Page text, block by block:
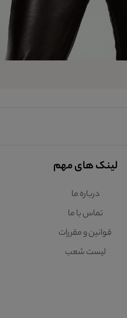
لینک های مهم
درباره ما
تماس با ما
قوانین و مقررات
لیست شعب